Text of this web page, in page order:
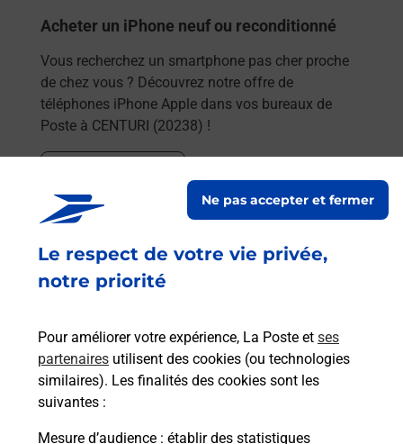
Le respect de votre vie privée,
notre priorité
Pour améliorer votre expérience, La Poste et ses
partenaires utilisent des cookies (ou technologies
similaires). Les finalités des cookies sont les
suivantes :
Mesure d’audience : établir des statistiques
Ne pas accepter et fermer
Acheter un iPhone neuf ou reconditionné
Vous recherchez un smartphone pas cher proche
de chez vous ? Découvrez notre offre de
téléphones iPhone Apple dans vos bureaux de
Poste à CENTURI (20238) !
En savoir plus
Vous recherchez un smartphone pas cher proche
de Poste à CENTURI (20238) !
En savoir plus